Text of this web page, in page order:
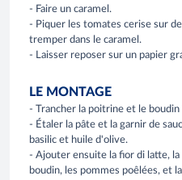
- Faire un caramel.
- Piquer les tomates cerise sur
tremper dans le caramel.
- Laisser reposer sur un papier
LE MONTAGE
- Trancher la poitrine et le
- Étaler la pâte et la garnir de
basilic et huile d'olive.
- Ajouter ensuite la fior di latte,
boudin, les pommes poêlées, et